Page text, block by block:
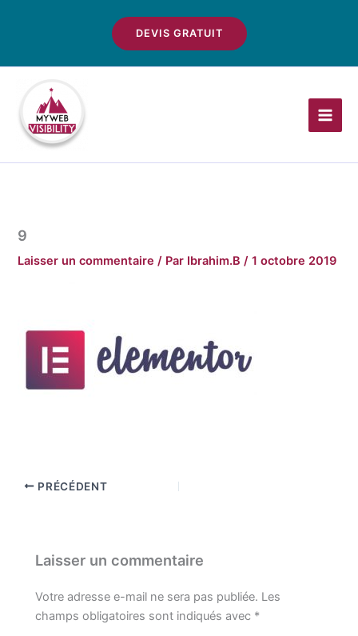
DEVIS GRATUIT
9
Laisser un commentaire / Par Ibrahim.B/1 octobre 2019
PRÉCÉDENT
Laisser un commentaire
Votre adresse e-mail ne sera pas publiée. Les
champs obligatoires sont indiqués avec *